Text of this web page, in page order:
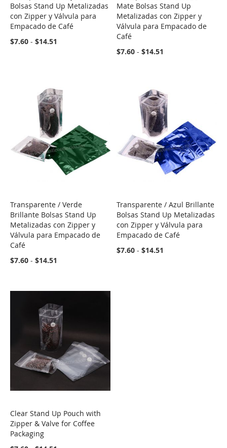
Bolsas Stand Up Metalizadas
con Zipper y Válvula para
Empacado de Café
$7.60 - $14.51
Mate Bolsas Stand Up
Metalizadas con Zipper y
Válvula para Empacado de
Café
$7.60 -$14.51
COMPARE
Transparente / Verde
Brillante Bolsas Stand Up
Metalizadas con Zipper y
Válvula para Empacado de
Café
$7.60 - $14.51
COMPARE
Transparente / Azul Brillante
Bolsas Stand Up Metalizadas
con Zipper y Válvula para
Empacado de Café
$7.60 -$14.51
COMPARE
Clear Stand Up Pouch with
Zipper & Valve for Coffee
Packaging